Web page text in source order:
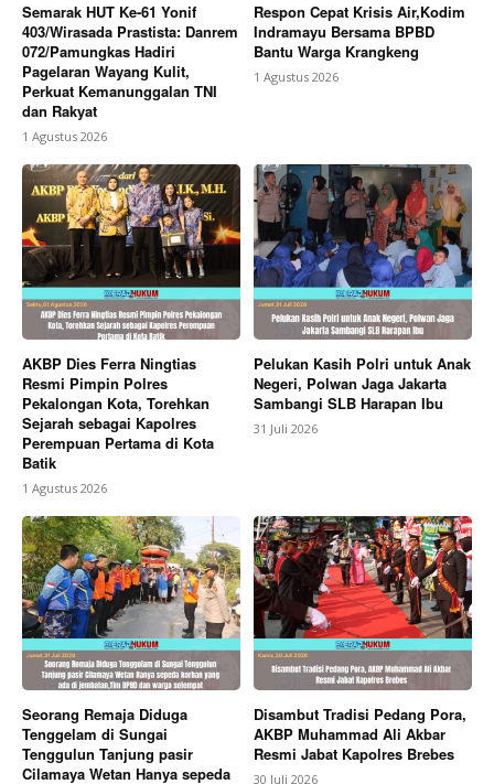
Semarak HUT Ke-61 Yonif
403/Wirasada Prastista: Danrem
072/Pamungkas Hadiri
Pagelaran Wayang Kulit,
Perkuat Kemanunggalan TNI
dan Rakyat
1 Agustus 2026
Respon Cepat Krisis Air,Kodim
Indramayu Bersama BPBD
Bantu Warga Krangkeng
1 Agustus 2026
AKBP Dies Ferra Ningtias
Resmi Pimpin Polres
Pekalongan Kota, Torehkan
Sejarah sebagai Kapolres
Perempuan Pertama di Kota
Batik
1 Agustus 2026
Pelukan Kasih Polri untuk Anak
Negeri, Polwan Jaga Jakarta
Sambangi SLB Harapan Ibu
31 Juli 2026
Seorang Remaja Diduga
Tenggelam di Sungai
Tenggulun Tanjung pasir
Cilamaya Wetan Hanya sepeda
Disambut Tradisi Pedang Pora,
AKBP Muhammad Ali Akbar
Resmi Jabat Kapolres Brebes
30 Juli 2026